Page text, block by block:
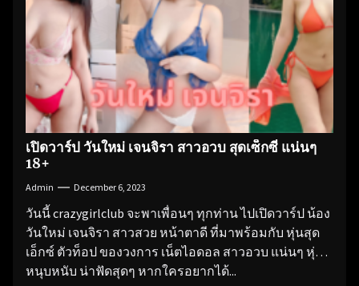
เปิดวาร์ป วันใหม่ เจนจิรา สาวอวบ สุดเซ็กซี่ แน่นๆ
18+
Admin December 6, 2023
วันนี้ crazygirlclub จะพาเพื่อนๆ ทุกท่าน ไปเปิดวาร์ป น้อง
วันใหม่ เจนจิรา สาวสวย หน้าตาดี ที่มาพร้อมกับ หุ่นสุด
เอ็กซ์ ตัวท็อป ของวงการ เน็ตไอดอล สาวอวบ แน่นๆ หุ่น
หนุบหนับ น่าฟัดสุดๆ หากใครอยากได้...